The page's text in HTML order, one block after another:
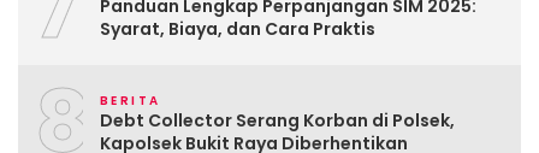
Panduan Lengkap Perpanjangan SIM 2025:
Syarat, Biaya, dan Cara Praktis
8 BERITA
Debt Collector Serang Korban di Polsek,
Kapolsek Bukit Raya Diberhentikan